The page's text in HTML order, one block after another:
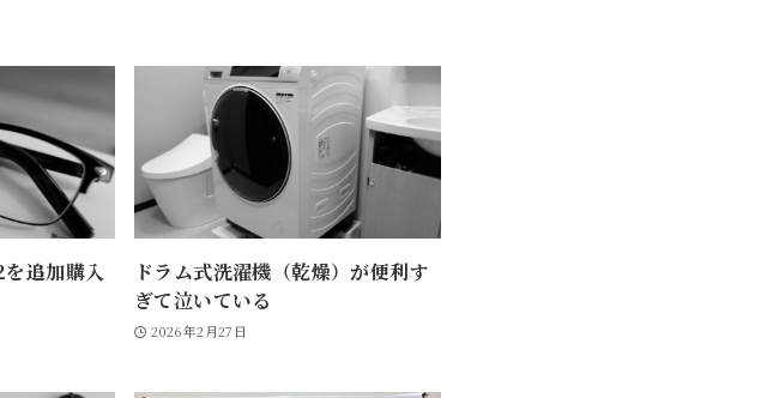
追加購入
ドラム式洗濯機（乾燥）が便利す
ぎて泣いている
2026年2月27日